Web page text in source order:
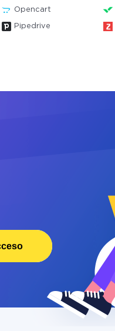
Opencart
Pipedrive